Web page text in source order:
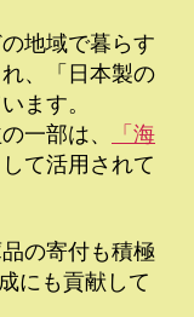
地域で暮らす
、「日本製の
ます。
一部は、
「海
て活用されて
の寄付も積極
にも貢献して